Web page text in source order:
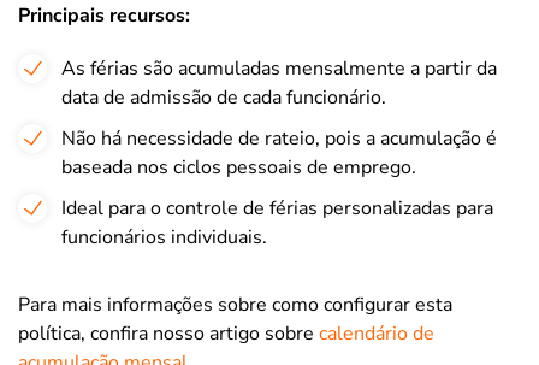
Principais recursos:
As férias são acumuladas mensalmente a partir da
data de admissão de cada funcionário.
Não há necessidade de rateio, pois a acumulação é
baseada nos ciclos pessoais de emprego.
Ideal para o controle de férias personalizadas para
funcionários individuais.
Para mais informações sobre como configurar esta
política, confira nosso artigo sobre calendário de